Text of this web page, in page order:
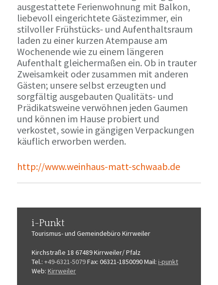
ausgestattete Ferienwohnung mit Balkon,
liebevoll eingerichtete Gästezimmer, ein
stilvoller Frühstücks- und Aufenthaltsraum
laden zu einer kurzen Atempause am
Wochenende wie zu einem längeren
Aufenthalt gleichermaßen ein. Ob in trauter
Zweisamkeit oder zusammen mit anderen
Gästen; unsere selbst erzeugten und
sorgfältig ausgebauten Qualitäts- und
Prädikatsweine verwöhnen jeden Gaumen
und können im Hause probiert und
verkostet, sowie in gängigen Verpackungen
käuflich erworben werden.
http://www.weinhaus-matt-schwaab.de
i-Punkt
Tourismus-und Gemeindebüro Kirrweiler
Kirchstraße 18 67489 Kirrweiler/ Pfalz
Tel.: +49-6321-5079Fax: 06321-1850090Mail: i-punkt
Web: Kirrweiler